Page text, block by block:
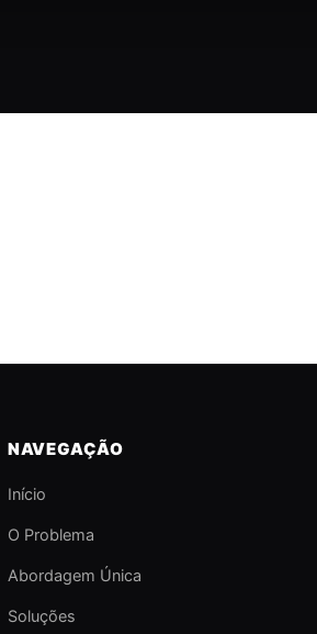
NAVEGAÇÃO
Início
O Problema
Abordagem Única
Soluções